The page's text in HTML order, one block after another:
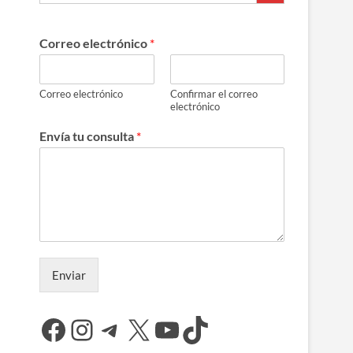
Correo electrónico *
Correo electrónico
Confirmar el correo
electrónico
Envía tu consulta *
Enviar
Facebook
Instagram
Telegram
X YouTube
TikTok